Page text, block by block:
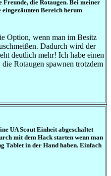
Freunde, die Rotaugen. Bei meiner
Bereich herum
Option, wenn man im Besitz
Dadurch wird der
deutlich mehr! Ich habe einen
Rotaugen spawnen trotzdem
UA Scout Einheit abgeschaltet
mit dem Hack starten wenn man
Tablet in der Hand haben. Einfach